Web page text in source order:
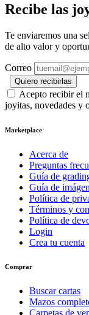
Recibe las
Te enviaremos una
de alto valor y
Correo
Quiero recibirlas
Acepto recibir el
joyitas, novedades y
Marketplace
Acerca de
Preguntas
Guía de
Guía de
Política de
Términos y
Política de
Login
Crea tu cuenta
Comprar
Buscar cartas
Mazos